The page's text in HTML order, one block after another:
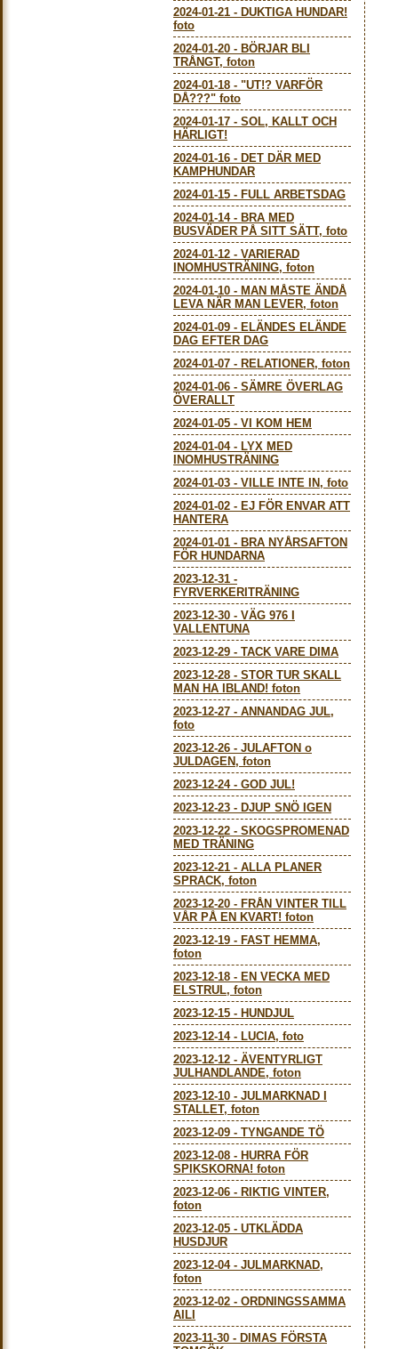
2024-01-21 - DUKTIGA HUNDAR!
foto
2024-01-20 - BÖRJAR BLI
TRÅNGT, foton
2024-01-18 - "UT!? VARFÖR
DÅ???" foto
2024-01-17 - SOL, KALLT OCH
HÄRLIGT!
2024-01-16 - DET DÄR MED
KAMPHUNDAR
2024-01-15 - FULL ARBETSDAG
2024-01-14- BRA MED
BUSVÄDER PÅ SITT SÄTT, foto
2024-01-12 - VARIERAD
INOMHUSTRÄNING, foton
2024-01-10 - MAN MÅSTE ÄNDÅ
LEVA NÄR MAN LEVER, foton
2024-01-09 - ELÄNDES ELÄNDE
DAG EFTER DAG
2024-01-07 - RELATIONER, foton
2024-01-06 - SÄMRE ÖVERLAG
ÖVERALLT
2024-01-05 - VI KOM HEM
2024-01-04- LYX MED
INOMHUSTRÄNING
2024-01-03 - VILLE INTE IN, foto
2024-01-02 - EJ FÖR ENVAR ATT
HANTERA
2024-01-01 - BRA NYÅRSAFTON
FÖR HUNDARNA
2023-12-31 -
FYRVERKERITRÄNING
2023-12-30 - VÄG 976 I
VALLENTUNA
2023-12-29 - TACK VARE DIMA
2023-12-28 - STOR TUR SKALL
MAN HA IBLAND! foton
2023-12-27 - ANNANDAG JUL,
foto
2023-12-26 - JULAFTON o
JULDAGEN, foton
2023-12-24- GOD JUL!
2023-12-23 - DJUP SNÖ IGEN
2023-12-22 - SKOGSPROMENAD
MED TRÄNING
2023-12-21 - ALLA PLANER
SPRACK, foton
2023-12-20 - FRÅN VINTER TILL
VÅR PÅ EN KVART! foton
2023-12-19 - FAST HEMMA,
foton
2023-12-18 - EN VECKA MED
ELSTRUL, foton
2023-12-15 - HUNDJUL
2023-12-14- LUCIA, foto
2023-12-12 - ÄVENTYRLIGT
JULHANDLANDE, foton
2023-12-10 - JULMARKNAD I
STALLET, foton
2023-12-09 - TYNGANDE TÖ
2023-12-08 - HURRA FÖR
SPIKSKORNA! foton
2023-12-06 - RIKTIG VINTER,
foton
2023-12-05 - UTKLÄDDA
HUSDJUR
2023-12-04- JULMARKNAD,
foton
2023-12-02 - ORDNINGSSAMMA
AILI
2023-11-30 - DIMAS FÖRSTA